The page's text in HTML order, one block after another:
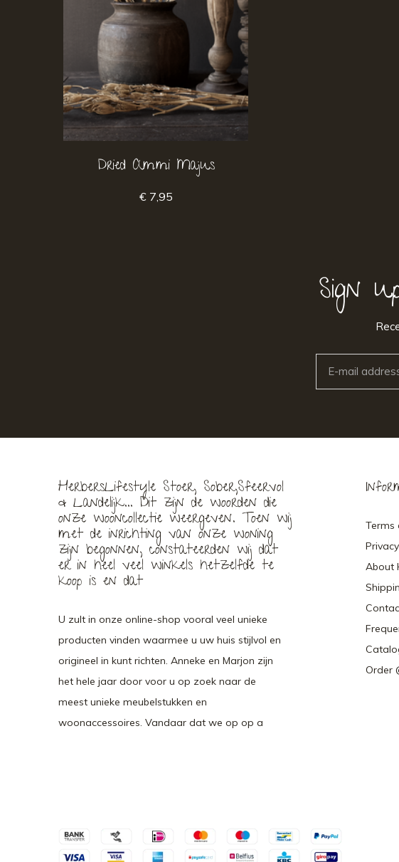
Dried Ammi Majus
€ 7,95
Sign
HerbersLifestyle Stoer, Sober,Sfeervol
& Landelijk... Dit zijn de woorden die
onze wooncollectie weergeven. Toen wij
met de inrichting van onze woning
zijn begonnen, constateerden wij dat
er in heel veel winkels hetzelfde te
koop is en dat
U zult in onze online-shop vooral veel unieke
producten vinden waarmee u uw huis stijlvol en
origineel in kunt richten. Anneke en Marjon zijn
het hele jaar door voor u op zoek naar de
meest unieke meubelstukken en
woonaccessoires. Vandaar dat we op op a
Terms
About
Order